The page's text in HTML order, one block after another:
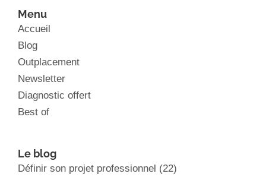
Menu
Accueil
Blog
Outplacement
Newsletter
Diagnostic offert
Best of
Le blog
Définir son projet professionnel (22)